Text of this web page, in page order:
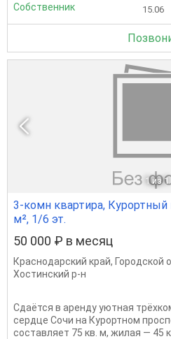
Собственник 15.06
1 из 1
3-комн квартира, Курортный
м², 1/6 эт.
50 000 ₽ в месяц
Краснодарский край, Городской
Хостинский р-н
Сдаётся в аренду уютная
сердце Сочи на Курортном
составляет 75 кв. м, жилая — 45